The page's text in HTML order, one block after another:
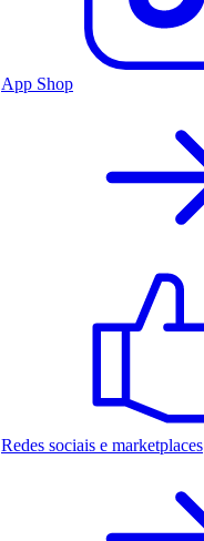
App Shop
Redes sociais e marketplaces